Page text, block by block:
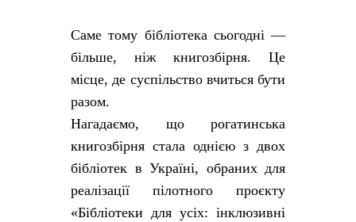
Саме тому бібліотека сьогодні —
більше, ніж книгозбірня. Це
місце, де суспільство вчиться бути
разом.
Нагадаємо, що рогатинська
книгозбірня стала однією з двох
бібліотек в Україні, обраних для
реалізації пілотного проєкту
«Бібліотеки для усіх: інклюзивні